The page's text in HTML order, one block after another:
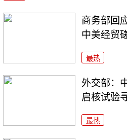
商务部回
中美经贸
最热
外交部：
启核试验
最热